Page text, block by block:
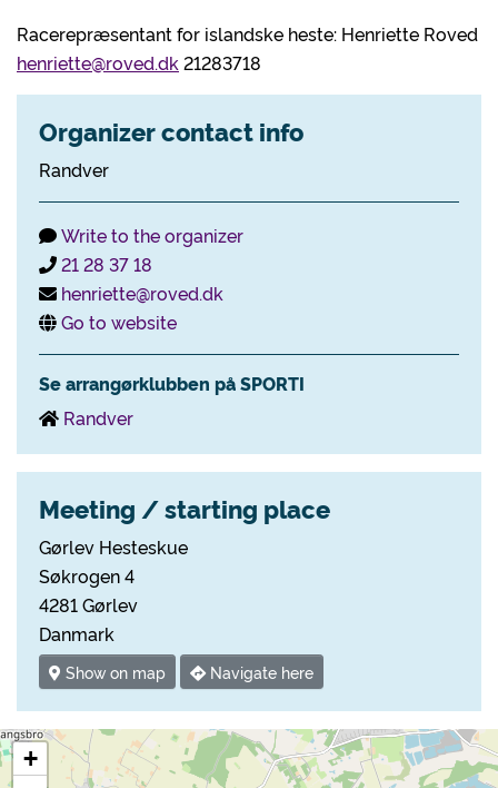
Racerepræsentant for islandske heste: Henriette Roved
henriette@roved.dk 21283718
Organizer contact info
Randver
Write to the organizer
21 28 37 18
henriette@roved.dk
Go to website
Se arrangørklubben på SPORTI
Randver
Meeting / starting place
Gørlev Hesteskue
Søkrogen 4
4281 Gørlev
Danmark
Show on map Navigate here
+